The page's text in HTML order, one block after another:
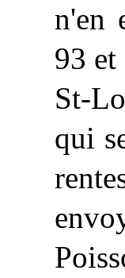
n'en
93
St-
qui